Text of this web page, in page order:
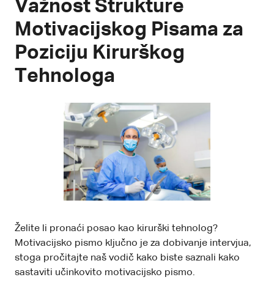
Važnost Strukture
Motivacijskog Pisama za
Poziciju Kirurškog
Tehnologa
Želite li pronaći posao kao kirurški tehnolog?
Motivacijsko pismo ključno je za dobivanje intervjua,
stoga pročitajte naš vodič kako biste saznali kako
sastaviti učinkovito motivacijsko pismo.